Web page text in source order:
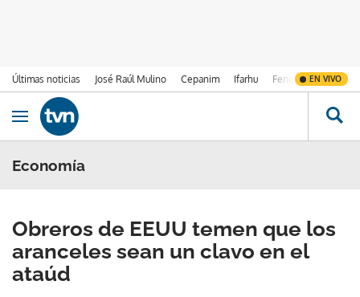
Últimas noticias José Raúl Mulino Cepanim Ifarhu Fenómeno de El
EN VIVO
Ir al contenido
Obrir navegació
Economía
Obreros de EEUU temen que los
aranceles sean un clavo en el
ataúd